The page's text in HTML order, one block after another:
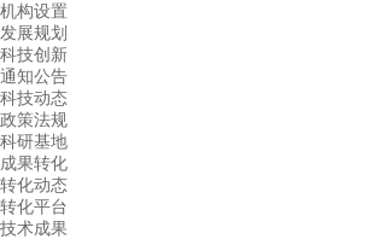
机构设置
发展规划
科技创新
通知公告
科技动态
政策法规
科研基地
成果转化
转化动态
转化平台
技术成果